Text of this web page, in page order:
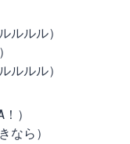
ルルル）
ルルル）
）
なら）